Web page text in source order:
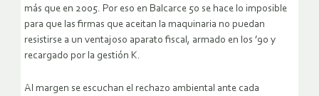
más que en 2005. Por eso en Balcarce 50 se hace lo imposible
para que las firmas que aceitan la maquinaria no puedan
resistirse a un ventajoso aparato fiscal, armado en los ’90 y
recargado por la gestión K.
Al margen se escuchan el rechazo ambiental ante cada